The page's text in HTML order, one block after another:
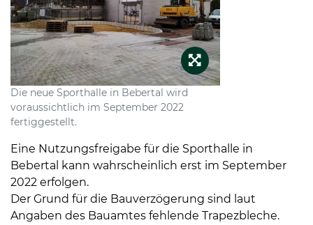
Tourismus, Freizeit, Dorfleben
Ehrenamt und Engagement
Die neue Sporthalle in Bebertal wird
voraussichtlich im September 2022
fertiggestellt.
Eine Nutzungsfreigabe für die Sporthalle in
Bebertal kann wahrscheinlich erst im September
2022 erfolgen.
Der Grund für die Bauverzögerung sind laut
Angaben des Bauamtes fehlende Trapezbleche.